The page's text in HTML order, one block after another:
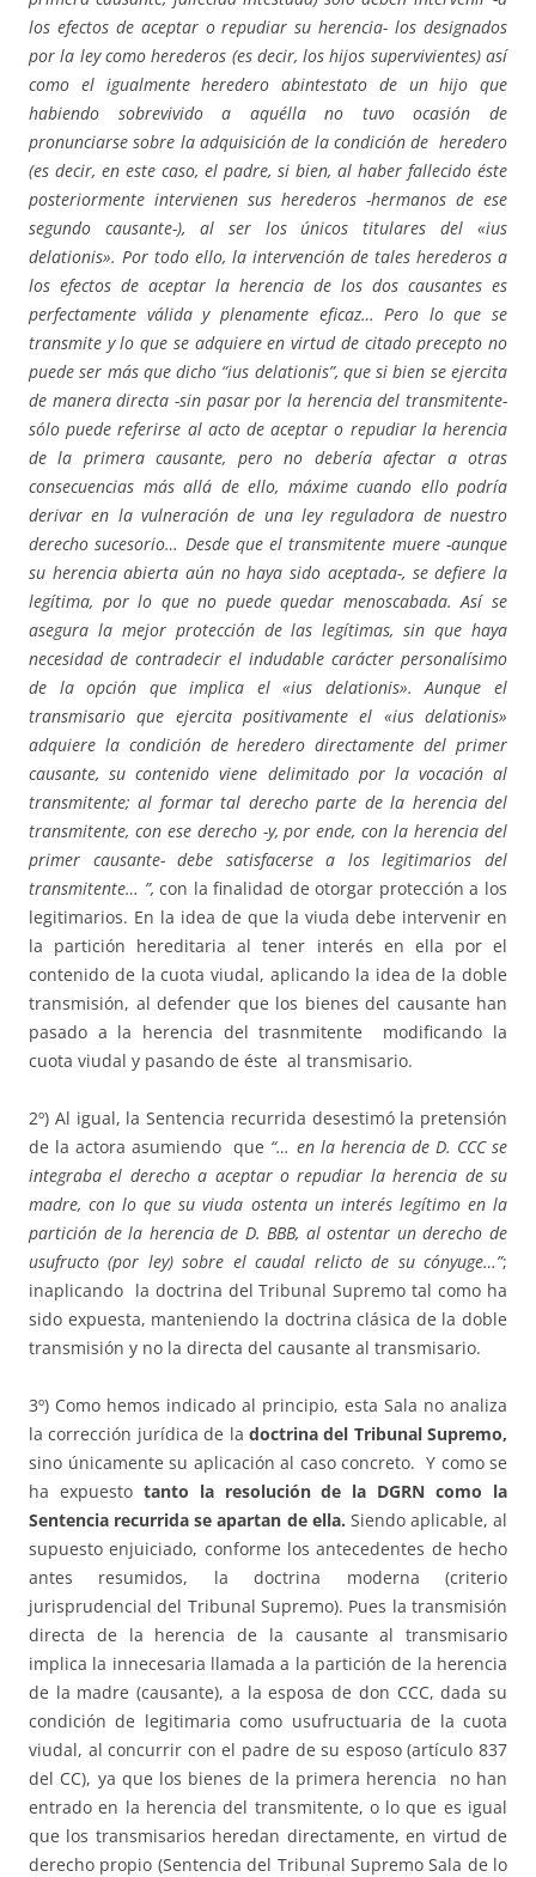
los efectos de aceptar o repudiar su herencia- los designados
por la ley como herederos (es decir, los hijos supervivientes) así
como el igualmente heredero abintestato de un hijo que
habiendo sobrevivido a aquélla no tuvo ocasión de
pronunciarse sobre la adquisición de la condición de heredero
(es decir, en este caso, el padre, si bien, al haber fallecido éste
posteriormente intervienen sus herederos -hermanos de ese
segundo causante-), al ser los únicos titulares del «ius
delationis». Por todo ello, la intervención de tales herederos a
los efectos de aceptar la herencia de los dos causantes es
perfectamente válida y plenamente eficaz… Pero lo que se
transmite y lo que se adquiere en virtud de citado precepto no
puede ser más que dicho “ius delationis”, que si bien se ejercita
de manera directa -sin pasar por la herencia del transmitente-
sólo puede referirse al acto de aceptar o repudiar la herencia
de la primera causante, pero no debería afectar a otras
consecuencias más allá de ello, máxime cuando ello podría
derivar en la vulneración de una ley reguladora de nuestro
derecho sucesorio… Desde que el transmitente muere -aunque
su herencia abierta aún no haya sido aceptada-, se defiere la
legítima, por lo que no puede quedar menoscabada. Así se
asegura la mejor protección de las legítimas, sin que haya
necesidad de contradecir el indudable carácter personalísimo
de la opción que implica el «ius delationis». Aunque el
transmisario que ejercita positivamente el «ius delationis»
adquiere la condición de heredero directamente del primer
causante, su contenido viene delimitado por la vocación al
transmitente; al formar tal derecho parte de la herencia del
transmitente, con ese derecho -y, por ende, con la herencia del
primer causante- debe satisfacerse a los legitimarios del
transmitente… ”,con la finalidad de otorgar protección a los
legitimarios. En la idea de que la viuda debe intervenir en
la partición hereditaria al tener interés en ella por el
contenido de la cuota viudal, aplicando la idea de la doble
transmisión, al defender que los bienes del causante han
pasado a la herencia del trasnmitente modificando la
cuota viudal y pasando de éste al transmisario.
2º) Al igual, la Sentencia recurrida desestimó la pretensión
de la actora asumiendo que “… en la herencia de D. CCC se
integraba el derecho a aceptar o repudiar la herencia de su
madre, con lo que su viuda ostenta un interés legítimo en la
partición de la herencia de D. BBB, al ostentar un derecho de
usufructo (por ley) sobre el caudal relicto de su cónyuge…”;
inaplicando la doctrina del Tribunal Supremo tal como ha
sido expuesta, manteniendo la doctrina clásica de la doble
transmisión y no la directa del causante al transmisario.
3º) Como hemos indicado al principio, esta Sala no analiza
la corrección jurídica de la doctrina del Tribunal Supremo,
sino únicamente su aplicación al caso concreto. Y como se
ha expuesto tanto la resolución de la DGRN como la
Sentencia recurrida se apartan de ella. Siendo aplicable, al
supuesto enjuiciado, conforme los antecedentes de hecho
antes resumidos, la doctrina moderna (criterio
jurisprudencial del Tribunal Supremo). Pues la transmisión
directa de la herencia de la causante al transmisario
implica la innecesaria llamada a la partición de la herencia
de la madre (causante), a la esposa de don CCC, dada su
condición de legitimaria como usufructuaria de la cuota
viudal, al concurrir con el padre de su esposo (artículo 837
del CC), ya que los bienes de la primera herencia no han
entrado en la herencia del transmitente, o lo que es igual
que los transmisarios heredan directamente, en virtud de
derecho propio (Sentencia del Tribunal Supremo Sala de lo